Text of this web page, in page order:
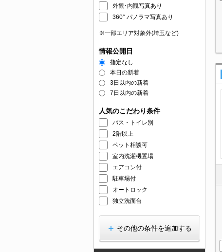
外観･内観写真あり
360° パノラマ写真あり
※一部エリア対象外(埼玉など)
情報公開日
指定なし
本日の新着
3日以内の新着
7日以内の新着
人気のこだわり条件
バス・トイレ別
2階以上
ペット相談可
室内洗濯機置場
エアコン付
駐車場付
オートロック
独立洗面台
その他の条件を追加する